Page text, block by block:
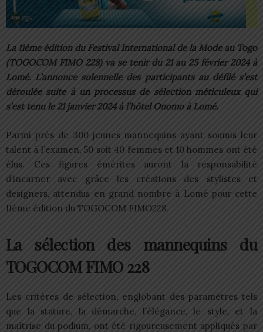
La 11ème édition du Festival International de la Mode au Togo
(TOGOCOM FIMO 228) va se tenir du 21 au 25 février 2024 à
Lomé. L’annonce solennelle des participants au défilé s’est
déroulée suite à un processus de sélection méticuleux qui
s’est tenu le 21 janvier 2024 à l’hôtel Onomo à Lomé.
Parmi près de 300 jeunes mannequins ayant soumis leur
talent à l’examen, 50 soit 40 femmes et 10 hommes ont été
élus. Ces figures émérites auront la responsabilité
d’incarner avec grâce les créations des stylistes et
designers, attendus en grand nombre à Lomé pour cette
11ème édition du TOGOCOM FIMO228.
La sélection des mannequins du
TOGOCOM FIMO 228
Les critères de sélection, englobant des paramètres tels
que la stature, la démarche, l’élégance, le style, et la
maîtrise du podium, ont été rigoureusement appliqués par